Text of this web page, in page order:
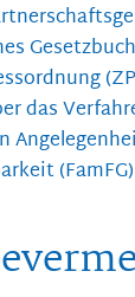
das
(FamFG)